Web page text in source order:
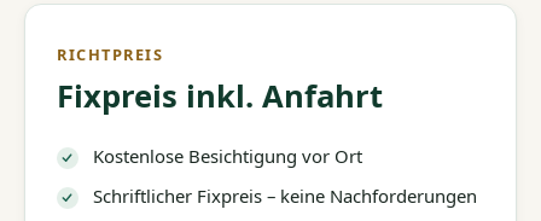
RICHTPREIS
Fixpreis inkl. Anfahrt
Kostenlose Besichtigung vor Ort
Schriftlicher Fixpreis – keine Nachforderungen